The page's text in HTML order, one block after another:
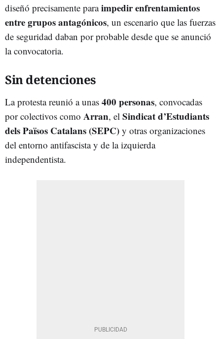
diseñó precisamente paraimpedir enfrentamientos
entre grupos antagónicos, un escenario que las fuerzas
de seguridad daban por probable desde que se anunció
la convocatoria.
Sin detenciones
La protesta reunió a unas 400 personas, convocadas
por colectivos como Arran, el Sindicat d’Estudiants
dels Països Catalans (SEPC) y otras organizaciones
del entorno antifascista y de la izquierda
independentista.